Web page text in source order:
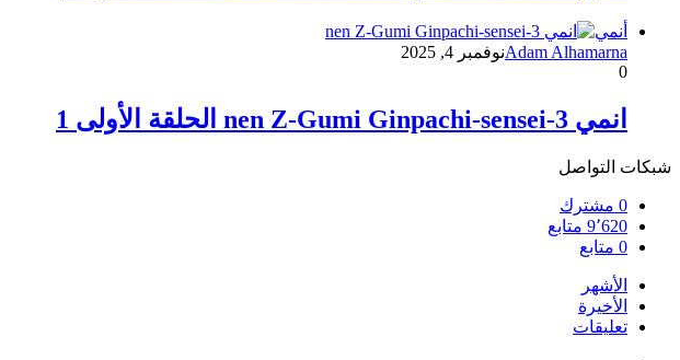
أنمي
Adam Alhamarnaنوفمبر 4, 2025
0
انمي 3-nen Z-Gumi Ginpachi-sensei الحلقة الأولى 1
شبكات التواصل
0 مشترك
9٬620 متابع
0 متابع
الأشهر
الأخيرة
تعليقات